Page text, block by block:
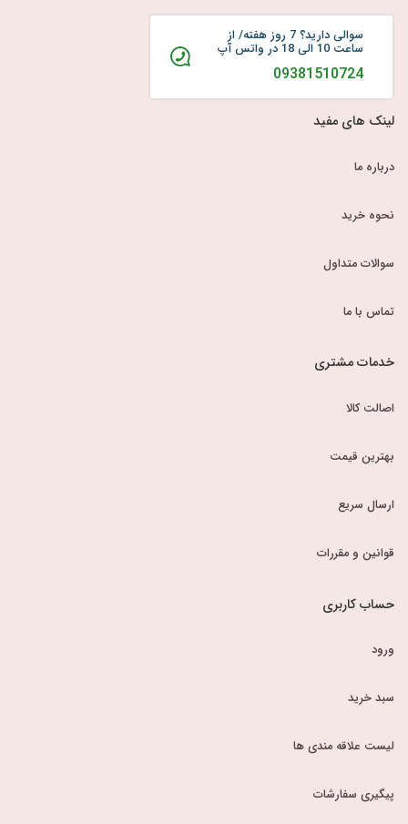
سوالی دارید؟ 7 روز هفته/ از
ساعت 10 الی 18 در واتس آپ
09381510724
لینک های مفید
درباره ما
نحوه خرید
سوالات متداول
تماس با ما
خدمات مشتری
اصالت کالا
بهترین قیمت
ارسال سریع
قوانین و مقررات
حساب کاربری
ورود
سبد خرید
لیست علاقه مندی ها
پیگیری سفارشات